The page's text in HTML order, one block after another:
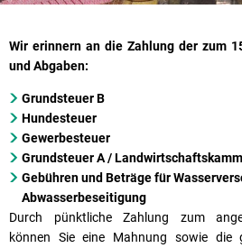
Wir erinnern an die Zahlung der zum
und Abgaben:
Grundsteuer B
Hundesteuer
Gewerbesteuer
Grundsteuer A /
Gebühren und Beträge für
Abwasserbeseitigung
Durch pünktliche Zahlung zum
können Sie eine Mahnung sowie die